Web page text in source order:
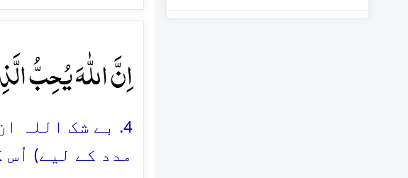
اِنَّ اللّٰہَ یُحِبُّ
4. بے شک اللہ
مدد کے لیے) اُس